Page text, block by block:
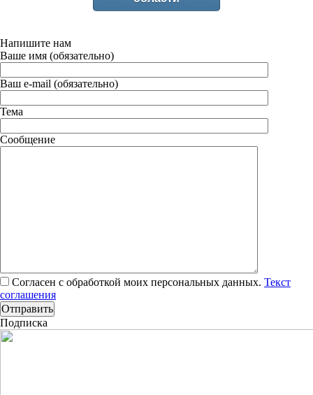
Напишите нам
Ваше имя (обязательно)
Ваш e-mail (обязательно)
Тема
Сообщение
Согласен с обработкой моих персональных данных. Текст
соглашения
Подписка